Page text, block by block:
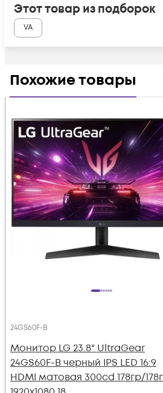
Этот товар из подборок
VA
Похожие товары
24GS60F-B
Монитор LG 23.8" UltraGear
24GS60F-B черный IPS LED 16:9
HDMI матовая 300cd 178гр/